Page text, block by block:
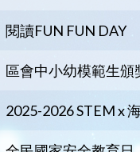
閱讀FUN FUN DAY
區會中小幼模範生頒
2025-2026 STEM x